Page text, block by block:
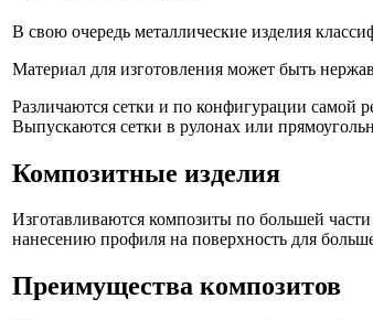
В свою очередь металлические изделия
Материал для изготовления может быть
Различаются сетки и по конфигурации
Выпускаются сетки в рулонах или
Композитные изделия
Изготавливаются композиты по большей
нанесению профиля на поверхность для
Преимущества композитов